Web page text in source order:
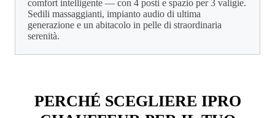
comfort intelligente — con 4 posti e spazio per 3 valigie.
Sedili massaggianti, impianto audio di ultima
generazione e un abitacolo in pelle di straordinaria
serenità.
PERCHÉ SCEGLIERE IPRO